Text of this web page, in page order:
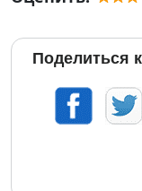
Поделиться